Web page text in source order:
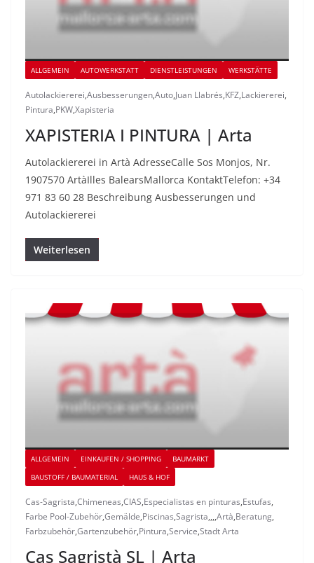
ALLGEMEIN AUTOWERKSTATT DIENSTLEISTUNGEN WERKSTÄTTE
Autolackiererei,Ausbesserungen,Auto,Juan Llabrés,KFZ,Lackiererei,
Pintura,PKW,Xapisteria
XAPISTERIA I PINTURA | Arta
Autolackiererei in Artà AdresseCalle Sos Monjos, Nr.
1907570 ArtàIlles BalearsMallorca KontaktTelefon: +34
971 83 60 28 Beschreibung Ausbesserungen und
Autolackiererei
Weiterlesen
ALLGEMEIN EINKAUFEN / SHOPPING
BAUMARKT
BAUSTOFF / BAUMATERIAL
HAUS & HOF
Cas-Sagrista,Chimeneas,CIAS,Especialistas en pinturas,Estufas,
Farbe Pool-Zubehör,Gemälde,Piscinas,Sagrista,,,,Artà,Beratung,
Farbzubehör,Gartenzubehör,Pintura,Service,Stadt Arta
Cas Sagristà SL | Arta